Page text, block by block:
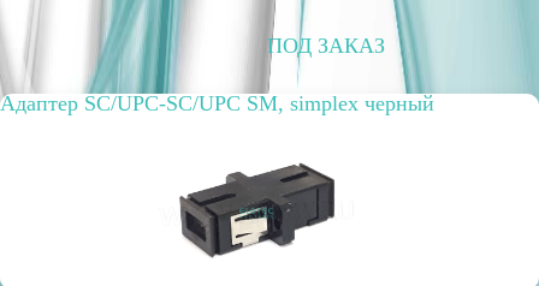
ПОД ЗАКАЗ
Адаптер SC/UPC-SC/UPC SM, simplex черный